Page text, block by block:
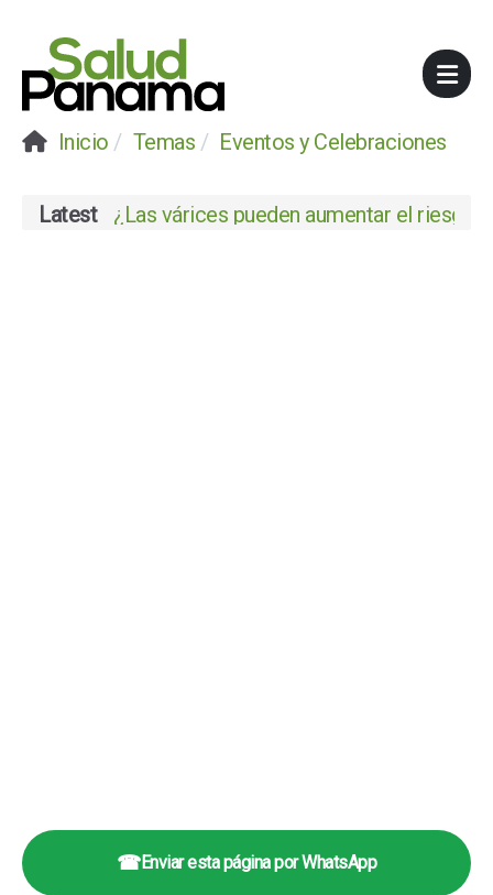
Inicio Temas Eventos y Celebraciones
Latest ¿Las várices pueden aumentar el riesgo
☎Enviar esta página por WhatsApp